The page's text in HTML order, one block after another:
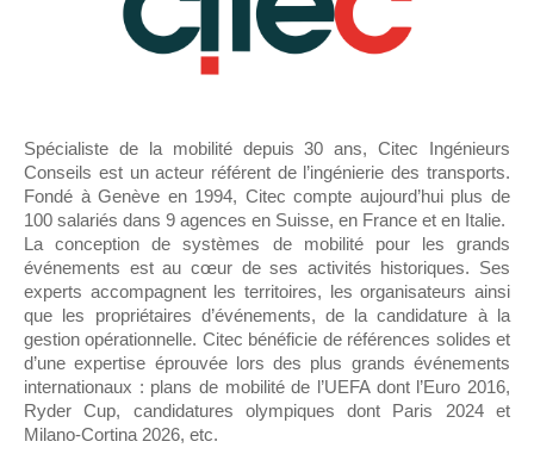
Spécialiste de la mobilité depuis 30 ans, Citec Ingénieurs
Conseils est un acteur référent de l’ingénierie des transports.
Fondé à Genève en 1994, Citec compte aujourd’hui plus de
100 salariés dans 9 agences en Suisse, en France et en Italie.
La conception de systèmes de mobilité pour les grands
événements est au cœur de ses activités historiques. Ses
experts accompagnent les territoires, les organisateurs ainsi
que les propriétaires d’événements, de la candidature à la
gestion opérationnelle. Citec bénéficie de références solides et
d’une expertise éprouvée lors des plus grands événements
internationaux : plans de mobilité de l’UEFA dont l’Euro 2016,
Ryder Cup, candidatures olympiques dont Paris 2024 et
Milano-Cortina 2026, etc.